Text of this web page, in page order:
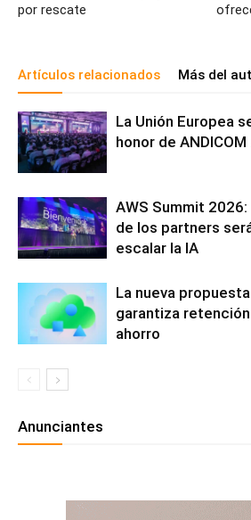
por rescate
Artículos relacionados Más del
La Unión Europea
honor de
AWS Summit
de los partners
escalar la IA
La nueva
garantiza
ahorro
Anunciantes